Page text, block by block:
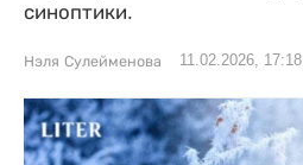
синоптики.
Нэля Сулейменова 11.02.2026, 17:18